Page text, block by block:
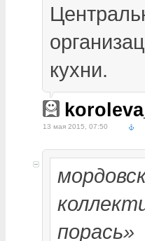
кухни.
13 мая 2015, 07:50
порась»